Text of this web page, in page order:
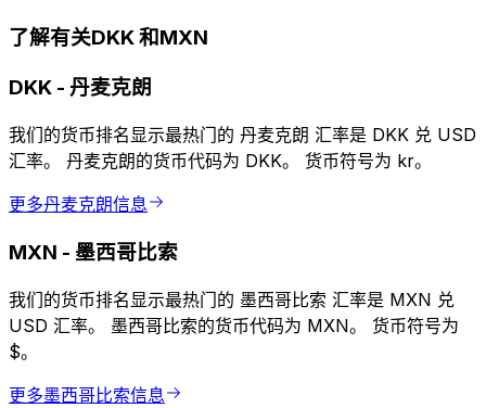
了解有关DKK 和MXN
DKK - 丹麦克朗
我们的货币排名显示最热门的 丹麦克朗 汇率是 DKK 兑 USD
汇率。 丹麦克朗的货币代码为 DKK。 货币符号为 kr。
更多丹麦克朗信息
MXN - 墨西哥比索
我们的货币排名显示最热门的 墨西哥比索 汇率是 MXN 兑
USD 汇率。 墨西哥比索的货币代码为 MXN。 货币符号为
$。
更多墨西哥比索信息